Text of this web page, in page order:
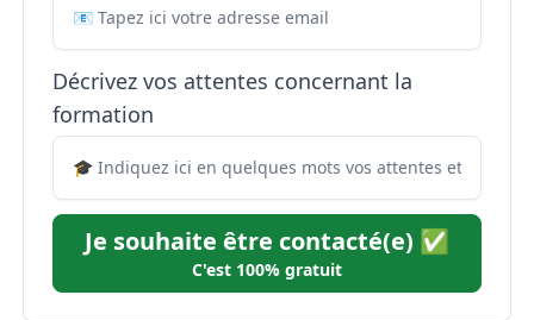
Décrivez vos attentes concernant la
formation
Je souhaite être contacté(e) ✅
C'est 100% gratuit